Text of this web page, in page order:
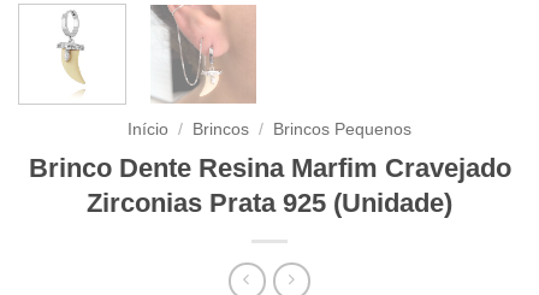
Início / Brincos / Brincos Pequenos
Brinco Dente Resina Marfim Cravejado
Zirconias Prata 925 (Unidade)